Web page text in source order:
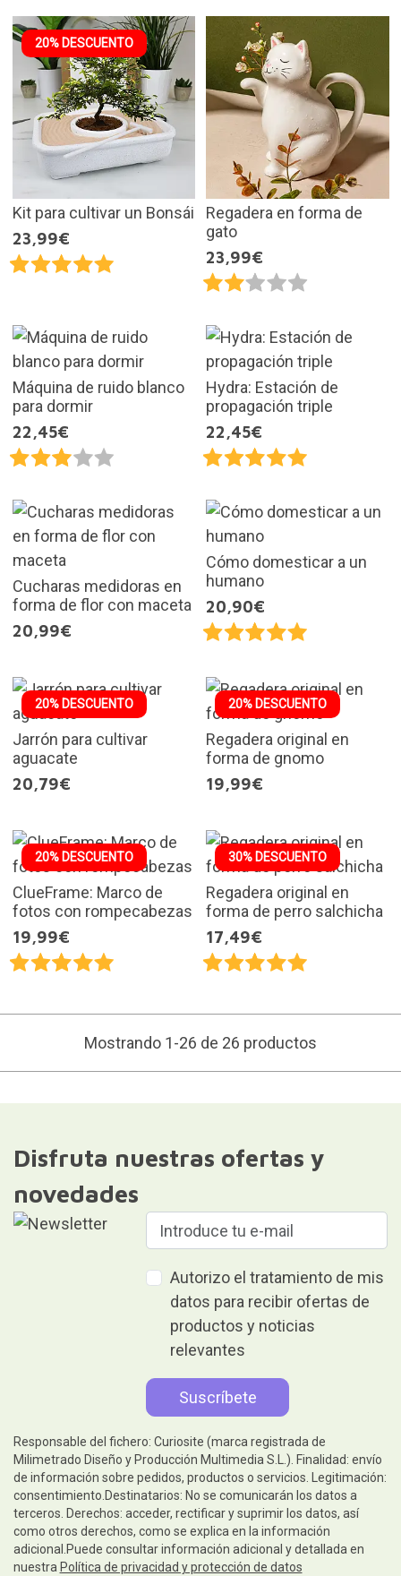
20% DESCUENTO
Kit para cultivar un Bonsái
23,99€
Regadera en forma de
gato
23,99€
Máquina de ruido blanco
para dormir
22,45€
Hydra: Estación de
propagación triple
22,45€
Cucharas medidoras en
forma de flor con maceta
20,99€
Cómo domesticar a un
humano
20,90€
20% DESCUENTO
Jarrón para cultivar
aguacate
20,79€
20% DESCUENTO
Regadera original en
forma de gnomo
19,99€
20% DESCUENTO
ClueFrame: Marco de
fotos con rompecabezas
19,99€
30% DESCUENTO
Regadera original en
forma de perro salchicha
17,49€
Mostrando 1-26 de 26 productos
Disfruta nuestras ofertas y
novedades
Autorizo el tratamiento de mis
datos para recibir ofertas de
productos y noticias
relevantes
Responsable del fichero: Curiosite (marca registrada de
Milimetrado Diseño y Producción Multimedia S.L.). Finalidad: envío
de información sobre pedidos, productos o servicios. Legitimación:
consentimiento.Destinatarios: No se comunicarán los datos a
terceros. Derechos: acceder, rectificar y suprimir los datos, así
como otros derechos, como se explica en la información
adicional.Puede consultar información adicional y detallada en
nuestra Política de privacidad y protección de datos